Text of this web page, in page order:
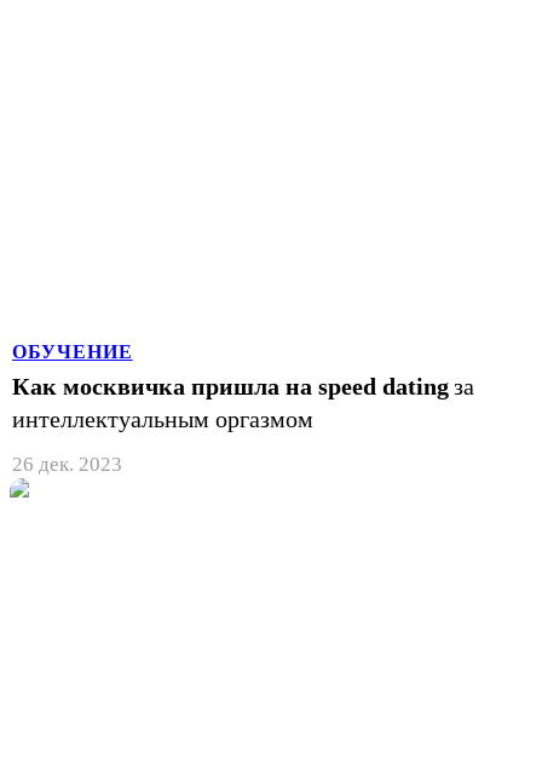
ОБУЧЕНИЕ
Как москвичка пришла на speed datingза
интеллектуальным оргазмом
26 дек. 2023